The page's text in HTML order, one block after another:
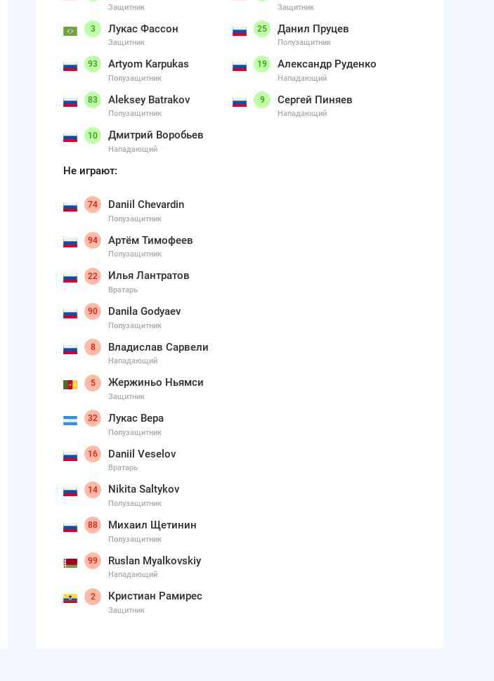
Защитник Защитник
3 Лукас Фассон
Защитник
25 Данил Пруцев
Полузащитник
93 Artyom Karpukas
Полузащитник
19 Александр Руденко
Нападающий
83 Aleksey Batrakov
Полузащитник
9 Сергей Пиняев
Нападающий
10 Дмитрий Воробьев
Нападающий
Не играют:
74 Daniil Chevardin
Полузащитник
94 Артём Тимофеев
Полузащитник
22 Илья Лантратов
Вратарь
90 Danila Godyaev
Полузащитник
8 Владислав Сарвели
Нападающий
5 Жержиньо Ньямси
Защитник
32 Лукас Вера
Полузащитник
16 Daniil Veselov
Вратарь
14 Nikita Saltykov
Полузащитник
88 Михаил Щетинин
Полузащитник
99 Ruslan Myalkovskiy
Нападающий
2 Кристиан Рамирес
Защитник